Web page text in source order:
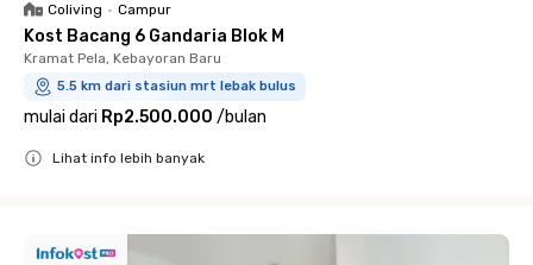
Coliving • Campur
Kost Bacang 6 Gandaria Blok M
Kramat Pela, Kebayoran Baru
5.5 km dari stasiun mrt lebak bulus
mulai dari Rp2.500.000 /bulan
Lihat info lebih banyak